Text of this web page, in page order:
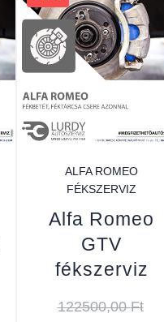
ALFA ROMEO
FÉKSZERVIZ
Alfa Romeo
GTV
fékszerviz
122500,00Ft